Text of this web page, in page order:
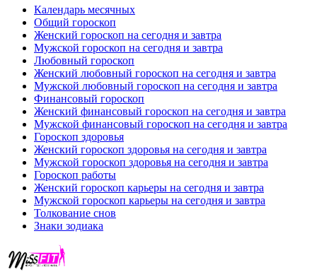
Календарь месячных
Общий гороскоп
Женский гороскоп на сегодня и завтра
Мужской гороскоп на сегодня и завтра
Любовный гороскоп
Женский любовный гороскоп на сегодня и завтра
Мужской любовный гороскоп на сегодня и завтра
Финансовый гороскоп
Женский финансовый гороскоп на сегодня и завтра
Мужской финансовый гороскоп на сегодня и завтра
Гороскоп здоровья
Женский гороскоп здоровья на сегодня и завтра
Мужской гороскоп здоровья на сегодня и завтра
Гороскоп работы
Женский гороскоп карьеры на сегодня и завтра
Мужской гороскоп карьеры на сегодня и завтра
Толкование снов
Знаки зодиака